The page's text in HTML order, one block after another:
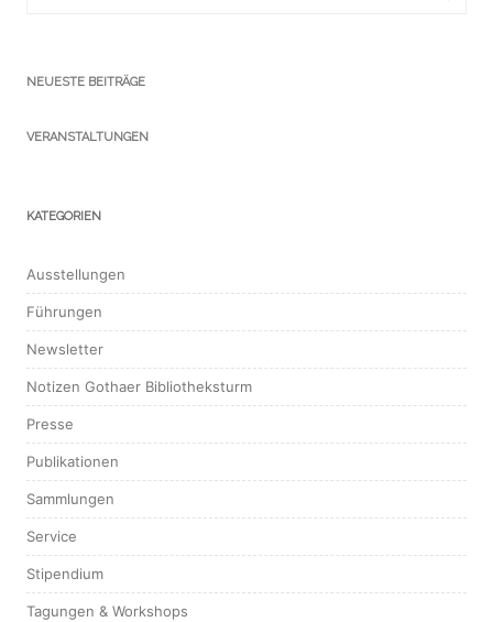
NEUESTE BEITRÄGE
VERANSTALTUNGEN
KATEGORIEN
Ausstellungen
Führungen
Newsletter
Notizen Gothaer Bibliotheksturm
Presse
Publikationen
Sammlungen
Service
Stipendium
Tagungen & Workshops